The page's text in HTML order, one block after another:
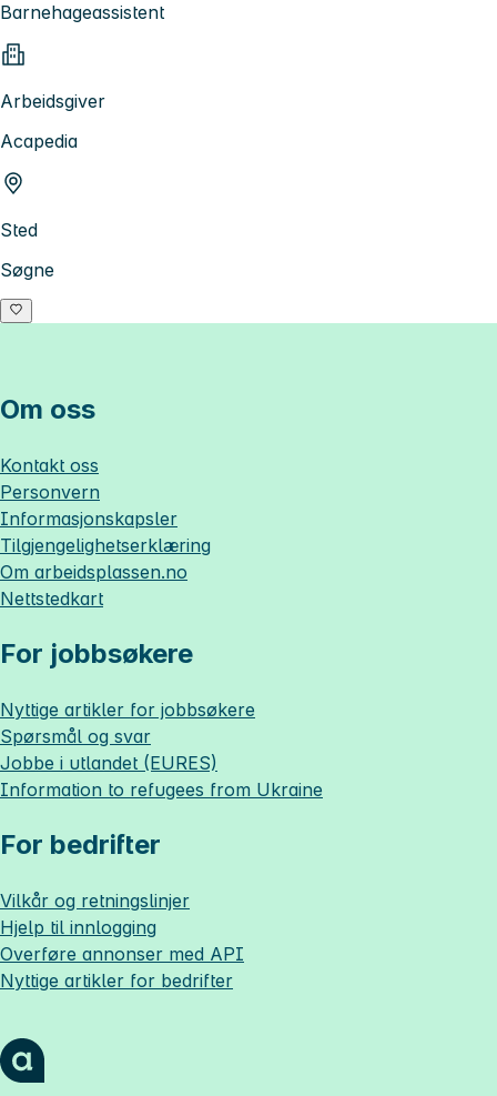
Barnehageassistent
Arbeidsgiver
Acapedia
Sted
Søgne
Om oss
Kontakt oss
Personvern
Informasjonskapsler
Tilgjengelighetserklæring
Om arbeidsplassen.no
Nettstedkart
For jobbsøkere
Nyttige artikler for jobbsøkere
Spørsmål og svar
Jobbe i utlandet (EURES)
Information to refugees from Ukraine
For bedrifter
Vilkår og retningslinjer
Hjelp til innlogging
Overføre annonser med API
Nyttige artikler for bedrifter